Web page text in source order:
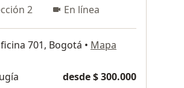
2 En línea
701, Bogotá • Mapa
desde $ 300.000